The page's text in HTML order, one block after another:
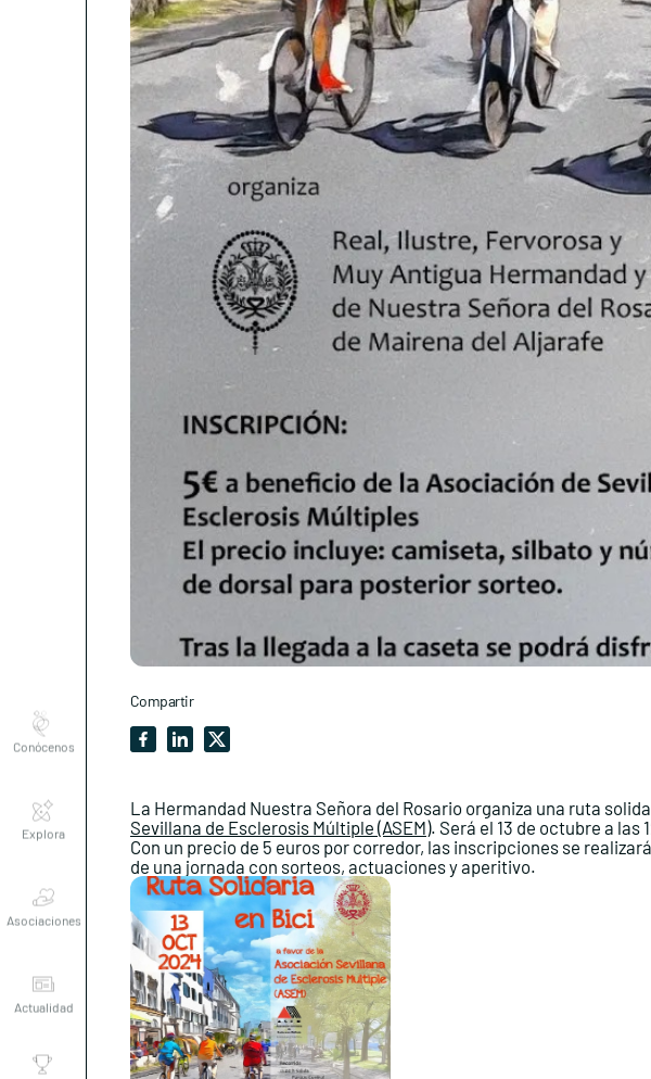
premios
Compartir
La Hermandad Nuestra Señora del Rosario organiza una ruta
Sevillana de Esclerosis Múltiple (ASEM). Será el 13 de octubre a las
Con un precio de 5 euros por corredor, las inscripciones se
de una jornada con sorteos, actuaciones y aperitivo.